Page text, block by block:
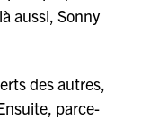
aussi, Sonny
des autres,
parce-